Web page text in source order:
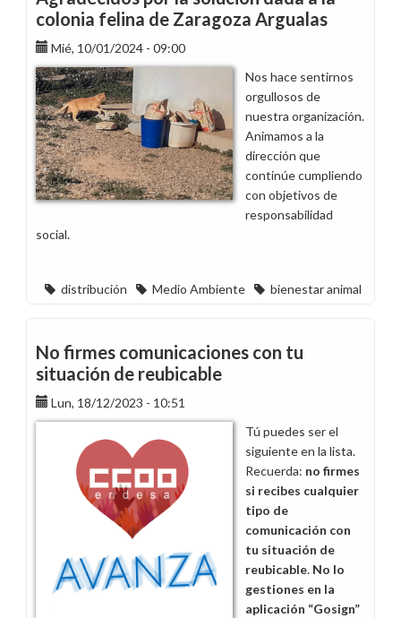
laborales
de
2025
en
Aragón
colonia felina de Zaragoza Argualas
Mié, 10/01/2024 - 09:00
Nos hace sentirnos
orgullosos de
nuestra organización.
Animamos a la
dirección que
continúe cumpliendo
con objetivos de
responsabilidad
social.
distribución Medio Ambiente bienestar animal
No firmes comunicaciones con tu
situación de reubicable
Lun, 18/12/2023 - 10:51
Tú puedes ser el
siguiente en la lista.
Recuerda: no firmes
si recibes cualquier
tipo de
comunicación con
tu situación de
reubicable. No lo
gestiones en la
aplicación “Gosign”